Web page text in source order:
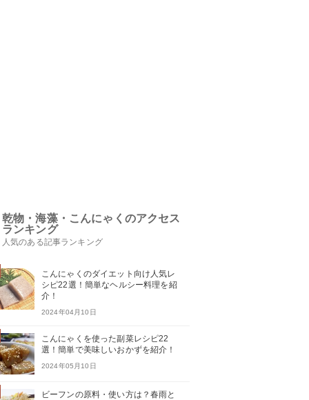
乾物・海藻・こんにゃくのアクセス
ランキング
人気のある記事ランキング
こんにゃくのダイエット向け人気レ
シピ22選！簡単なヘルシー料理を紹
介！
2024年04月10日
こんにゃくを使った副菜レシピ22
選！簡単で美味しいおかずを紹介！
2024年05月10日
ビーフンの原料・使い方は？春雨と